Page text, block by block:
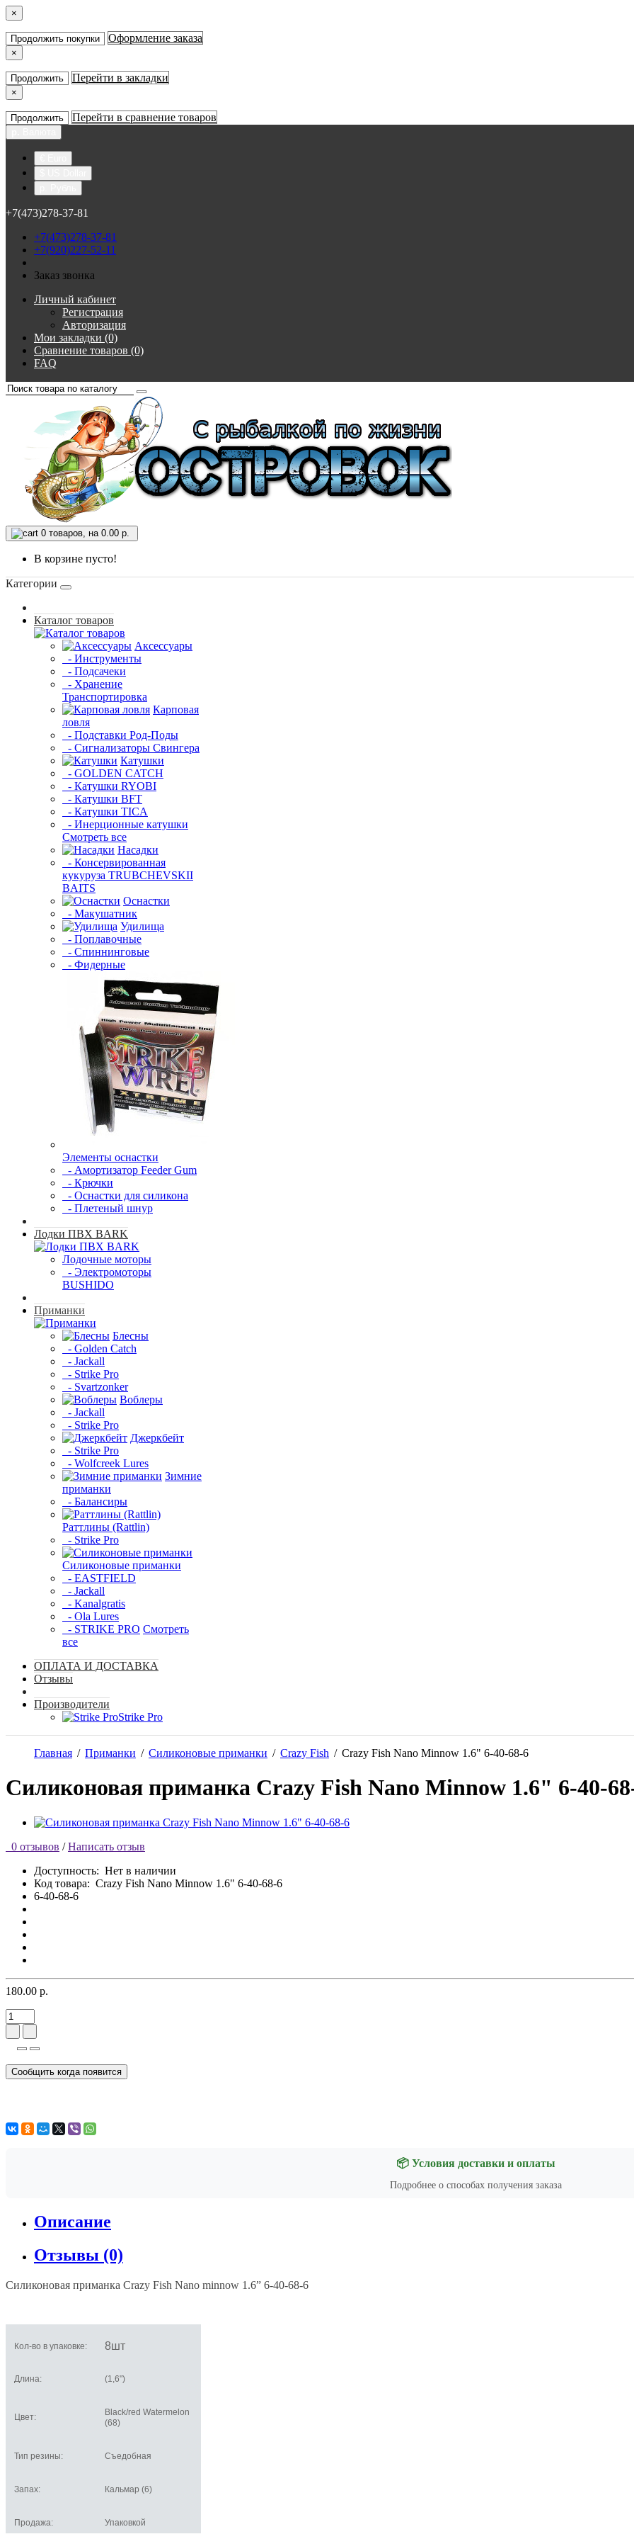
×
Продолжить покупки Оформление заказа
×
Продолжить Перейти в закладки
×
Продолжить Перейти в сравнение товаров
+7(473)278-37-81
+7(473)278-37-81
+7(920)227-52-11
Заказ звонка
Личный кабинет
Регистрация
Авторизация
Мои закладки (0)
Сравнение товаров (0)
FAQ
0 товаров, на 0.00 р.
В корзине пусто!
Категории
Каталог товаров
Аксессуары
- Инструменты
- Подсачеки
- Хранение
Транспортировка
Карповая
ловля
- Подставки Род-Поды
- Сигнализаторы Свингера
Катушки
- GOLDEN CATCH
- Катушки RYOBI
- Катушки BFT
- Катушки TICA
- Инерционные катушки
Смотреть все
Насадки
- Консервированная
кукуруза TRUBCHEVSKII
BAITS
Оснастки
- Макушатник
Удилища
- Поплавочные
- Спиннинговые
- Фидерные
Элементы оснастки
- Амортизатор Feeder Gum
- Крючки
- Оснастки для силикона
- Плетеный шнур
Лодки ПВХ BARK
Лодочные моторы
- Электромоторы
BUSHIDO
Приманки
Блесны
- Golden Catch
- Jackall
- Strike Pro
- Svartzonker
Воблеры
- Jackall
- Strike Pro
Джеркбейт
- Strike Pro
- Wolfcreek Lures
Зимние
приманки
- Балансиры
Раттлины (Rattlin)
- Strike Pro
Силиконовые приманки
- EASTFIELD
- Jackall
- Kanalgratis
- Ola Lures
- STRIKE PRO Смотреть
все
ОПЛАТА И ДОСТАВКА
Отзывы
Производители
Strike Pro
Главная / Приманки / Силиконовые приманки / Crazy Fish / Crazy Fish Nano Minnow 1.6" 6-40-68-6
Силиконовая приманка Crazy Fish Nano Minnow 1.6" 6-40-
0 отзывов / Написать отзыв
Доступность: Нет в наличии
Код товара: Crazy Fish Nano Minnow 1.6" 6-40-68-6
6-40-68-6
180.00 р.
Сообщить когда появится
📦 Условия доставки и оплаты
Подробнее о способах получения заказа
Описание
Отзывы (0)
Силиконовая приманка Crazy Fish Nano minnow 1.6” 6-40-68-6
Кол-во в упаковке: 8шт
Длина: (1,6")
Цвет:
Black/red Watermelon
(68)
Тип резины: Съедобная
Запах: Кальмар (6)
Продажа: Упаковкой